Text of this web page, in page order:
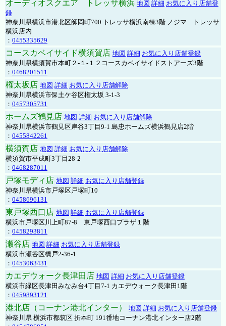
オーディオスクエア トレッサ横浜 地図 詳細 お気に入り店舗登
録
神奈川県横浜市港北区師岡町700 トレッサ横浜南棟3階 ノジマ トレッサ
横浜店内
： 0455335629
コースカベイサイド横須賀店 地図 詳細 お気に入り店舗登録
神奈川県横須賀市本町２-１-１２コースカベイサイドストアーズ3階
： 0468201511
権太坂店 地図 詳細 お気に入り店舗解除
神奈川県横浜市保土ケ谷区権太坂 3-1-3
： 0457305731
ホームズ鶴見店 地図 詳細 お気に入り店舗解除
神奈川県横浜市鶴見区岸谷3丁目9-1 島忠ホームズ横浜鶴見店2階
： 0455842261
横須賀店 地図 詳細 お気に入り店舗解除
横須賀市平成町3丁目28-2
： 0468287011
戸塚モディ店 地図 詳細 お気に入り店舗登録
神奈川県横浜市戸塚区戸塚町10
： 0458696131
東戸塚西口店 地図 詳細 お気に入り店舗登録
横浜市戸塚区川上町87-8 東戸塚西口プラザ１階
： 0458293811
瀬谷店 地図 詳細 お気に入り店舗登録
横浜市瀬谷区橋戸2-36-1
： 0453063431
カエデウォーク長津田店 地図 詳細 お気に入り店舗登録
横浜市緑区長津田みなみ台4丁目7-1 カエデウォーク長津田1階
： 0459893121
港北店（コーナン港北インター） 地図 詳細 お気に入り店舗登録
神奈川県 横浜市都筑区 折本町 191番地コーナン港北インター店2階